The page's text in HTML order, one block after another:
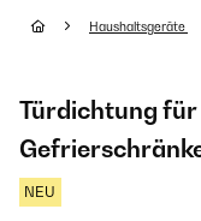
Haushaltsgeräte
Türdichtung für
NEU